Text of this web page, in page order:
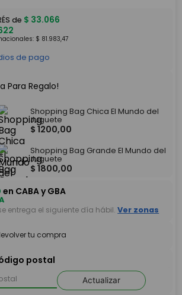
de $ 33.066
$ 81.983,47
de pago
Para Regalo!
Shopping Bag Chica El Mundo del
Juguete
$ 1200,00
Shopping Bag Grande El Mundo del
Juguete
$ 1800,00
en CABA y GBA
entrega el siguiente día hábil. Ver zonas
tu compra
postal
Actualizar